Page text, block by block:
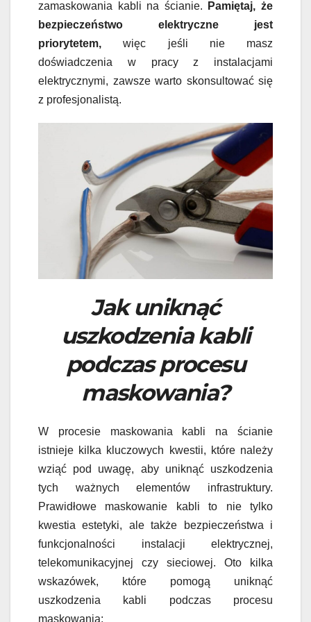
zamaskowania kabli na ścianie. Pamiętaj, że
bezpieczeństwo elektryczne jest
priorytetem, więc jeśli nie masz
doświadczenia w pracy z instalacjami
elektrycznymi, zawsze warto skonsultować się
z profesjonalistą.
Jak uniknąć
uszkodzenia kabli
podczas procesu
maskowania?
W procesie maskowania kabli na ścianie
istnieje kilka kluczowych kwestii, które należy
wziąć pod uwagę, aby uniknąć uszkodzenia
tych ważnych elementów infrastruktury.
Prawidłowe maskowanie kabli to nie tylko
kwestia estetyki, ale także bezpieczeństwa i
funkcjonalności instalacji elektrycznej,
telekomunikacyjnej czy sieciowej. Oto kilka
wskazówek, które pomogą uniknąć
uszkodzenia kabli podczas procesu
maskowania: